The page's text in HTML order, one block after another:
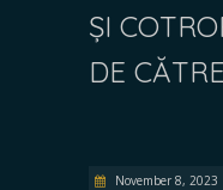
ȘI
DE
November 8, 2023